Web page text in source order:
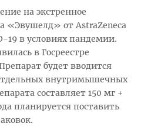
на экстренное
«Эвушелд» от AstraZeneca
19 в условиях пандемии.
в Госреестре
будет вводится
внутримышечных
составляет 150 мг +
планируется поставить